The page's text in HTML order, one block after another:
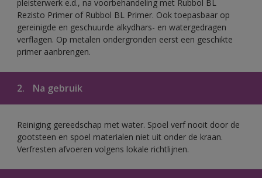
pleisterwerk e.d., na voorbehandeling met Rubbol BL
Rezisto Primer of Rubbol BL Primer. Ook toepasbaar op
gereinigde en geschuurde alkydhars- en watergedragen
verflagen. Op metalen ondergronden eerst een geschikte
primer aanbrengen.
2. Na gebruik
Reiniging gereedschap met water. Spoel verf nooit door de
gootsteen en spoel materialen niet uit onder de kraan.
Verfresten afvoeren volgens lokale richtlijnen.